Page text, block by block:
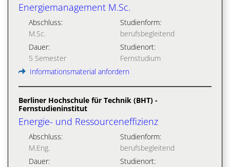
Energiemanagement M.Sc.
Abschluss:
M.Sc.
Studienform:
berufsbegleitend
Dauer:
5 Semester
Studienort:
Fernstudium
Informationsmaterial anfordern
Berliner Hochschule für Technik (BHT) -
Fernstudieninstitut
Energie- und Ressourceneffizienz
Abschluss:
M.Eng.
Studienform:
berufsbegleitend
Dauer:
Studienort: